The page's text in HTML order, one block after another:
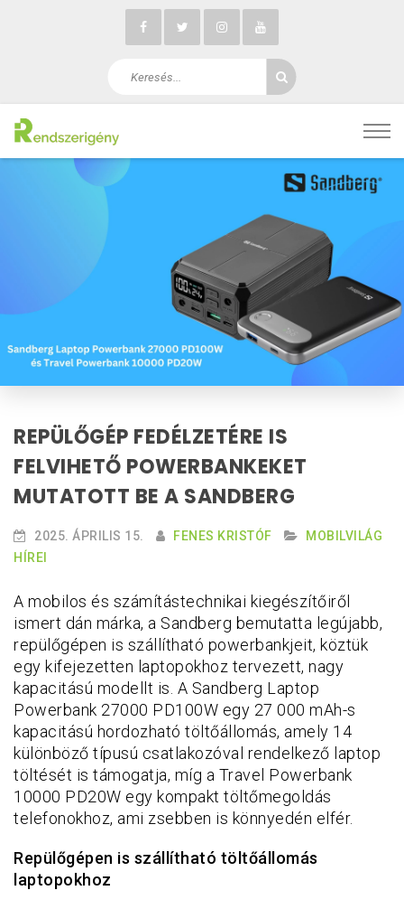
REPÜLŐGÉP FEDÉLZETÉRE IS
FELVIHETŐ POWERBANKEKET
MUTATOTT BE A SANDBERG
2025. ÁPRILIS 15. FENES KRISTÓF
MOBILVILÁG
HÍREI
A mobilos és számítástechnikai kiegészítőiről
ismert dán márka, a Sandberg bemutatta legújabb,
repülőgépen is szállítható powerbankjeit, köztük
egy kifejezetten laptopokhoz tervezett, nagy
kapacitású modellt is. A Sandberg Laptop
Powerbank 27000 PD100W egy 27 000 mAh-s
kapacitású hordozható töltőállomás, amely 14
különböző típusú csatlakozóval rendelkező laptop
töltését is támogatja, míg a Travel Powerbank
10000 PD20W egy kompakt töltőmegoldás
telefonokhoz, ami zsebben is könnyedén elfér.
Repülőgépen is szállítható töltőállomás
laptopokhoz